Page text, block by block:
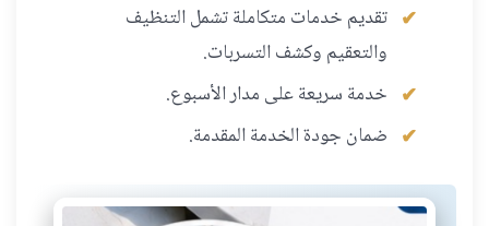
تقديم خدمات متكاملة تشمل التنظيف
والتعقيم وكشف التسربات.
خدمة سريعة على مدار الأسبوع.
ضمان جودة الخدمة المقدمة.